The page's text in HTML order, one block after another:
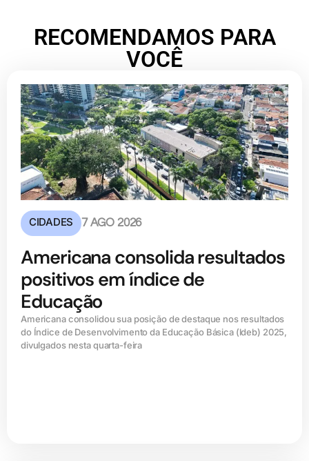
RECOMENDAMOS PARA
VOCÊ
CIDADES 7 AGO 2026
Americana consolida resultados
positivos em índice de
Educação
Americana consolidou sua posição de destaque nos resultados
do Índice de Desenvolvimento da Educação Básica (ldeb) 2025,
divulgados nesta quarta-feira